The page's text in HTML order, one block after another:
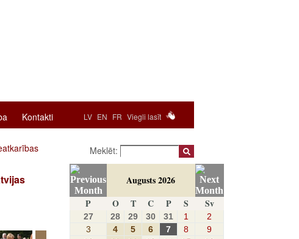
LV EN FR Viegli lasīt
Kontakti
Meklēt:
Augusts 2026
P
O T C P S Sv
27 28 29 30 31 1
2
3
4 5 6 7 8
9